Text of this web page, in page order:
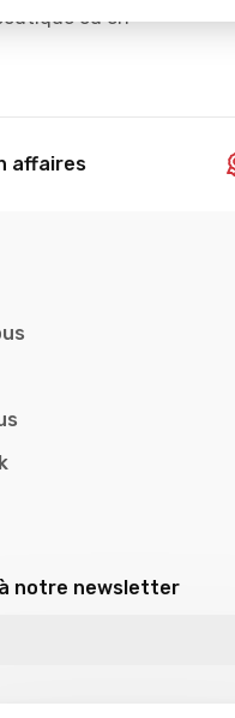
ou en
affaires
notre newsletter